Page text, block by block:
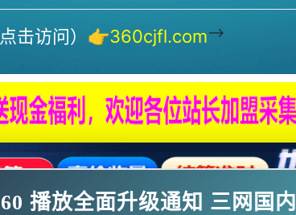
击访问）👉360cjfl.com-->
播放全面升级通知 三网国内